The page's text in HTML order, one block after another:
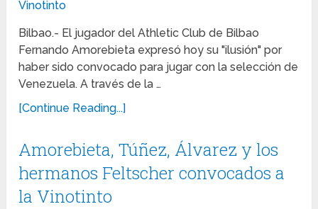
Bilbao.- El jugador del Athletic Club de Bilbao
Fernando Amorebieta expresó hoy su "ilusión" por
haber sido convocado para jugar con la selección de
Venezuela. A través de la …
[Continue Reading...]
Amorebieta, Túñez, Álvarez y los
hermanos Feltscher convocados a
la Vinotinto